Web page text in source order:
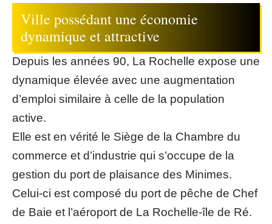
Ville possédant une économie
dynamique et attractive
Depuis les années 90, La Rochelle expose une
dynamique élevée avec une augmentation
d’emploi similaire à celle de la population
active.
Elle est en vérité le Siège de la Chambre du
commerce et d’industrie qui s’occupe de la
gestion du port de plaisance des Minimes.
Celui-ci est composé du port de pêche de Chef
de Baie et l’aéroport de La Rochelle-île de Ré.